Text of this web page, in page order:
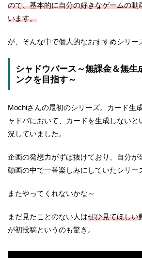
ので、基本的に自分の好きなゲームの動
います。
が、そんな中で個人的なおすすめシリー
シャドウバース～無課金＆無生
ンクを目指す～
Mochiさんの最初のシリーズ。カード生
ャドバにおいて、カードを生成しないと
況していました。
企画の発想力がずば抜けており、自分が
動画の中で一番楽しみにしていたシリー
またやってくれないかな～
まだ見たことのない人はぜひ見てほしい
が初投稿というのも驚き。